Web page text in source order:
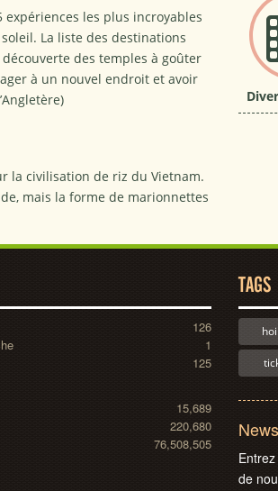
expériences les plus incroyables
La liste des destinations
des temples à goûter
à un nouvel endroit et avoir
la civilisation de riz du Vietnam.
mais la forme de marionnettes
126
1
125
15,689
220,680
76,508,505
TAGS
de